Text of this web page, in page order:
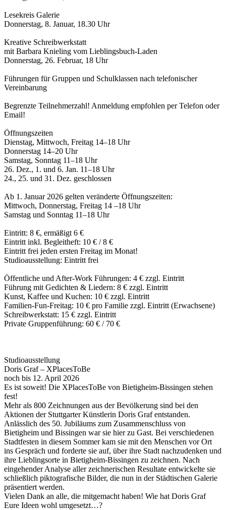
Lesekreis Galerie
Donnerstag, 8. Januar, 18.30 Uhr
Kreative Schreibwerkstatt
mit Barbara Knieling vom Lieblingsbuch-Laden
Donnerstag, 26. Februar, 18 Uhr
Führungen für Gruppen und Schulklassen nach telefonischer
Vereinbarung
Begrenzte Teilnehmerzahl! Anmeldung empfohlen per Telefon oder
Email!
Öffnungszeiten
Dienstag, Mittwoch, Freitag 14–18 Uhr
Donnerstag 14–20 Uhr
Samstag, Sonntag 11–18 Uhr
26. Dez., 1. und 6. Jan. 11–18 Uhr
24., 25. und 31. Dez. geschlossen
Ab 1. Januar 2026 gelten veränderte Öffnungszeiten:
Mittwoch, Donnerstag, Freitag 14 –18 Uhr
Samstag und Sonntag 11–18 Uhr
Eintritt: 8 €, ermäßigt 6 €
Eintritt inkl. Begleitheft: 10 € / 8 €
Eintritt frei jeden ersten Freitag im Monat!
Studioausstellung: Eintritt frei
Öffentliche und After-Work Führungen: 4 € zzgl. Eintritt
Führung mit Gedichten & Liedern: 8 € zzgl. Eintritt
Kunst, Kaffee und Kuchen: 10 € zzgl. Eintritt
Familien-Fun-Freitag: 10 € pro Familie zzgl. Eintritt (Erwachsene)
Schreibwerkstatt: 15 € zzgl. Eintritt
Private Gruppenführung: 60 € / 70 €
Studioausstellung
Doris Graf – XPlacesToBe
noch bis 12. April 2026
Es ist soweit! Die XPlacesToBe von Bietigheim-Bissingen stehen
fest!
Mehr als 800 Zeichnungen aus der Bevölkerung sind bei den
Aktionen der Stuttgarter Künstlerin Doris Graf entstanden.
Anlässlich des 50. Jubiläums zum Zusammenschluss von
Bietigheim und Bissingen war sie hier zu Gast. Bei verschiedenen
Stadtfesten in diesem Sommer kam sie mit den Menschen vor Ort
ins Gespräch und forderte sie auf, über ihre Stadt nachzudenken und
ihre Lieblingsorte in Bietigheim-Bissingen zu zeichnen. Nach
eingehender Analyse aller zeichnerischen Resultate entwickelte sie
schließlich piktografische Bilder, die nun in der Städtischen Galerie
präsentiert werden.
Vielen Dank an alle, die mitgemacht haben! Wie hat Doris Graf
Eure Ideen wohl umgesetzt…?